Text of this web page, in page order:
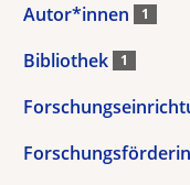
Autor*innen 1
Bibliothek 1